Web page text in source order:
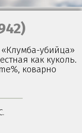
убийца»
как куколь.
коварно